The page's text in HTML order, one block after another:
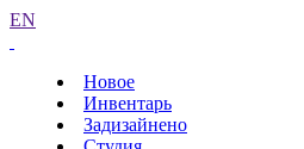
EN
Новое
Инвентарь
Задизайнено